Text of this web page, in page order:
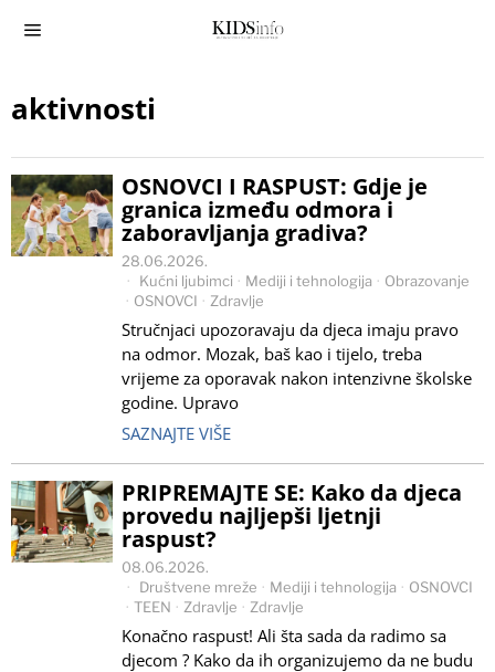
aktivnosti
OSNOVCI I RASPUST: Gdje je
granica između odmora i
zaboravljanja gradiva?
28.06.2026.
Kućni ljubimci · Mediji i tehnologija · Obrazovanje
· OSNOVCI · Zdravlje
Stručnjaci upozoravaju da djeca imaju pravo
na odmor. Mozak, baš kao i tijelo, treba
vrijeme za oporavak nakon intenzivne školske
godine. Upravo
SAZNAJTE VIŠE
PRIPREMAJTE SE: Kako da djeca
provedu najljepši ljetnji
raspust?
08.06.2026.
Društvene mreže · Mediji i tehnologija · OSNOVCI
· TEEN · Zdravlje · Zdravlje
Konačno raspust! Ali šta sada da radimo sa
djecom ? Kako da ih organizujemo da ne budu